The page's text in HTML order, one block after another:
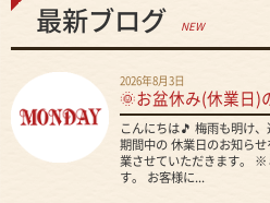
最新ブログ NEW
2026年8月3日
🌞お盆休み(休業日)
こんにちは🎵 梅雨も明け
期間中の 休業日のお知ら
業させていただきます。 ※
す。 お客様に...